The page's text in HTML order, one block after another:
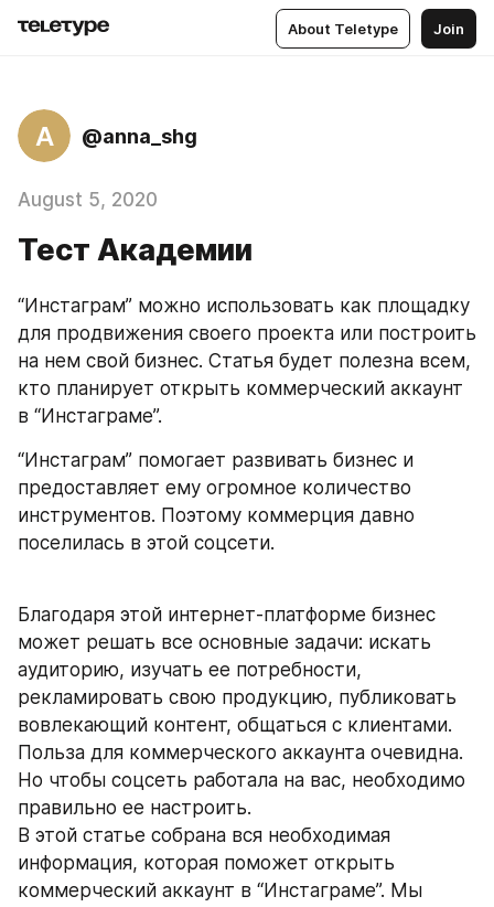
About Teletype Join
A @anna_shg
August 5, 2020
Тест Академии
“Инстаграм” можно использовать как площадку
для продвижения своего проекта или построить
на нем свой бизнес. Статья будет полезна всем,
кто планирует открыть коммерческий аккаунт
в “Инстаграме”.
“Инстаграм” помогает развивать бизнес и
предоставляет ему огромное количество
инструментов. Поэтому коммерция давно
поселилась в этой соцсети.
Благодаря этой интернет-платформе бизнес
может решать все основные задачи: искать
аудиторию, изучать ее потребности,
рекламировать свою продукцию, публиковать
вовлекающий контент, общаться с клиентами.
Польза для коммерческого аккаунта очевидна.
Но чтобы соцсеть работала на вас, необходимо
правильно ее настроить.
В этой статье собрана вся необходимая
информация, которая поможет открыть
коммерческий аккаунт в “Инстаграме”. Мы